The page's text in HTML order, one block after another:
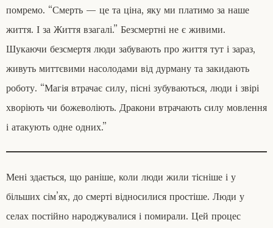
помремо. “Смерть — це та ціна, яку ми платимо за наше
життя. І за Життя взагалі.” Безсмертні не є живими.
Шукаючи безсмертя люди забувають про життя тут і зараз,
живуть миттєвими насолодами від дурману та закидають
роботу. “Магія втрачає силу, пісні зубуваються, люди і звірі
хворіють чи божеволіють. Дракони втрачають силу мовлення
і атакують одне одних.”
Мені здається, що раніше, коли люди жили тісніше і у
більших сім’ях, до смерті відносилися простіше. Люди у
селах постійно народжувалися і помирали. Цей процес